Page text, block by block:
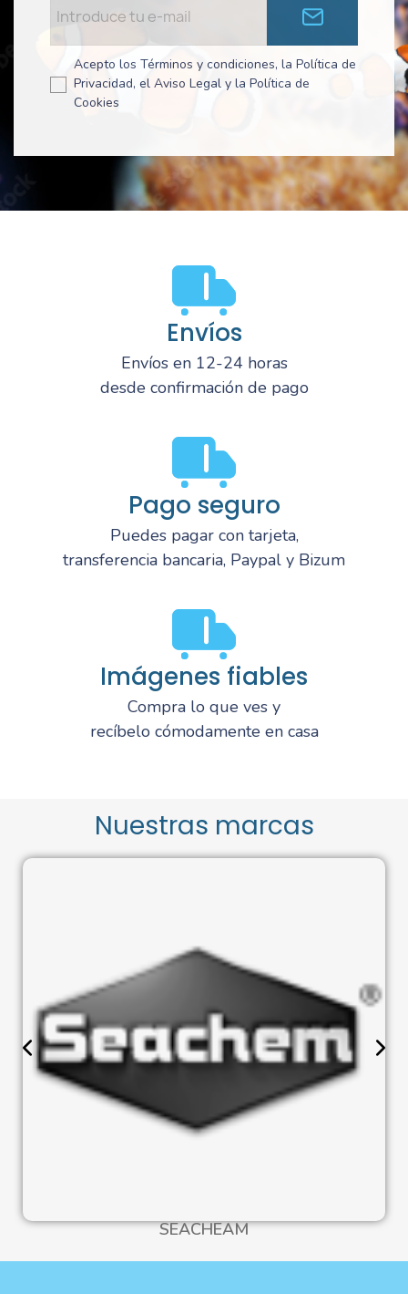
Acepto los Términos y condiciones, la Política de
Privacidad, el Aviso Legal y la Política de
Cookies
Envíos
Envíos en 12-24 horas
desde confirmación de pago
Pago seguro
Puedes pagar con tarjeta,
transferencia bancaria, Paypal y Bizum
Imágenes fiables
Compra lo que ves y
recíbelo cómodamente en casa
Nuestras marcas
SEACHEAM